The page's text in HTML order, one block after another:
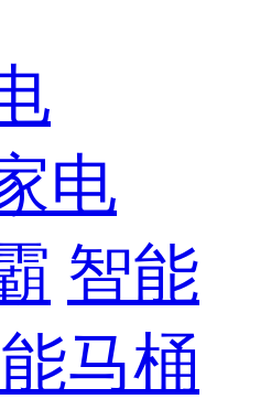
电
智能
马桶